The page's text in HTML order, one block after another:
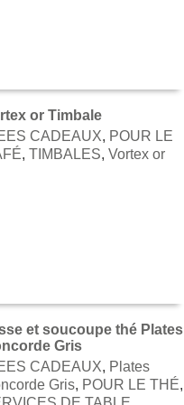
AU PANIER
or Timbale
CADEAUX, POUR LE
, TIMBALES, Vortex or
AU PANIER
et soucoupe thé Plates
Gris
CADEAUX, Plates
Gris, POUR LE THÉ,